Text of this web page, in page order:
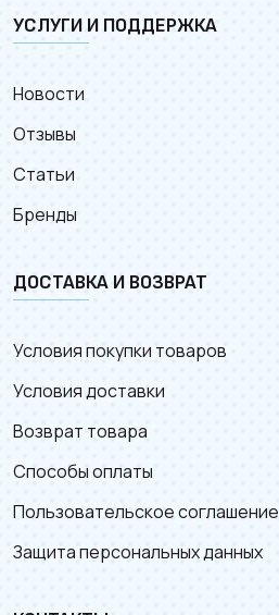
УСЛУГИ И ПОДДЕРЖКА
Новости
Отзывы
Статьи
Бренды
ДОСТАВКА И ВОЗВРАТ
Условия покупки товаров
Условия доставки
Возврат товара
Способы оплаты
Пользовательское соглашение
Защита персональных данных